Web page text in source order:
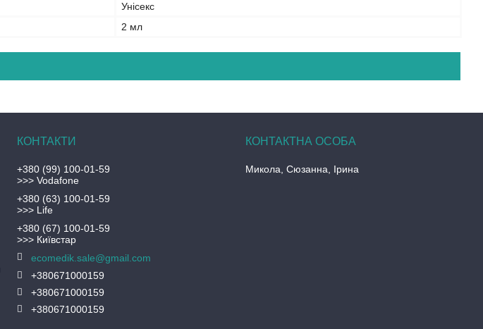
Унісекс
2 мл
+380 (99) 100-01-59
>>> Vodafone
+380 (63) 100-01-59
>>> Life
+380 (67) 100-01-59
>>> Київстар
ecomedik.sale@gmail.com
+380671000159
+380671000159
+380671000159
Микола, Сюзанна, Ірина